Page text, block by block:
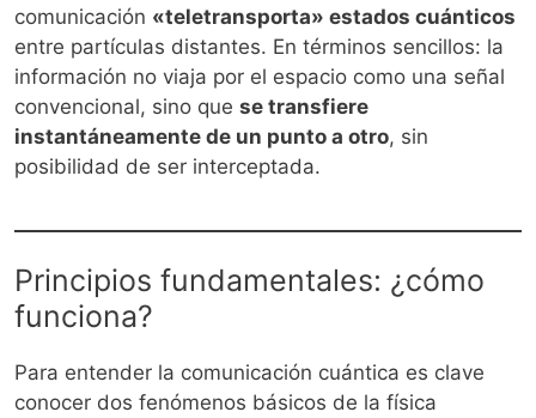
comunicación «teletransporta» estados cuánticos
entre partículas distantes. En términos sencillos: la
información no viaja por el espacio como una señal
convencional, sino que se transfiere
instantáneamente de un punto a otro, sin
posibilidad de ser interceptada.
Principios fundamentales: ¿cómo
funciona?
Para entender la comunicación cuántica es clave
conocer dos fenómenos básicos de la física